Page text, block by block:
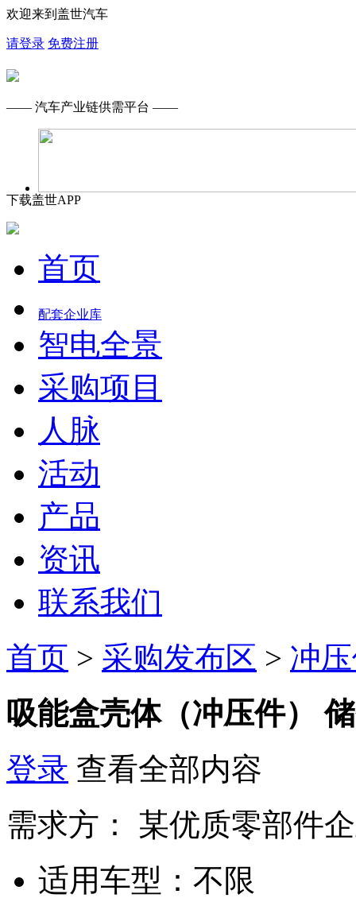
欢迎来到盖世汽车
请登录 免费注册
—— 汽车产业链供需平台 ——
下载盖世APP
首页
配套企业库
智电全景
采购项目
人脉
活动
产品
资讯
联系我们
首页 > 采购发布区 > 冲
吸能盒壳体（冲压件）
登录 查看全部内容
需求方：
某优质零部件
适用车型： 不限